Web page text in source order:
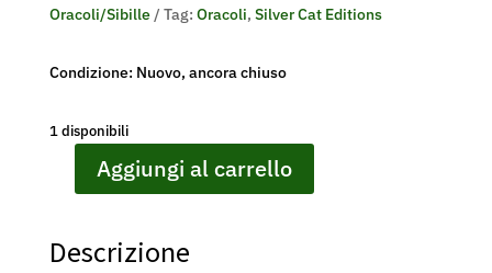
Oracoli/Sibille
Tag: Oracoli, Silver Cat Editions
Condizione: Nuovo, ancora chiuso
1 disponibili
Medieval
Limited
Aggiungi al carrello
Descrizione